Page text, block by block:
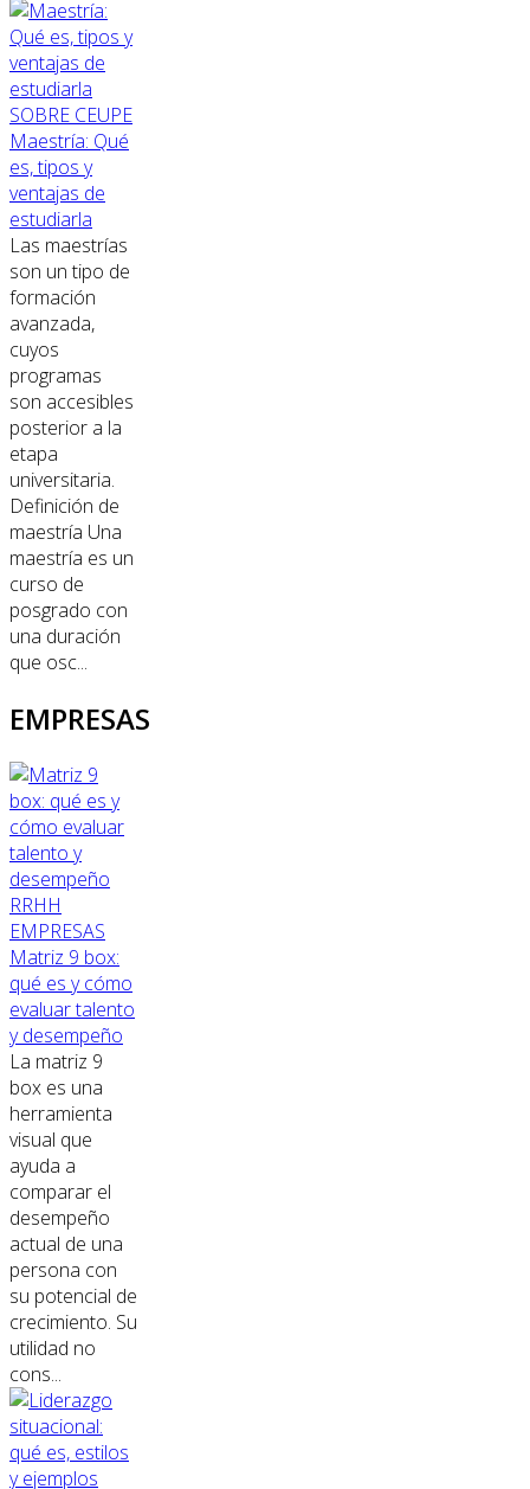
SOBRE CEUPE
Maestría: Qué
es, tipos y
ventajas de
estudiarla
Las maestrías
son un tipo de
formación
avanzada,
cuyos
programas
son accesibles
posterior a la
etapa
universitaria.
Definición de
maestría Una
maestría es un
curso de
posgrado con
una duración
que osc...
EMPRESAS
RRHH
EMPRESAS
Matriz 9 box:
qué es y cómo
evaluar talento
y desempeño
La matriz 9
box es una
herramienta
visual que
ayuda a
comparar el
desempeño
actual de una
persona con
su potencial de
crecimiento. Su
utilidad no
cons...